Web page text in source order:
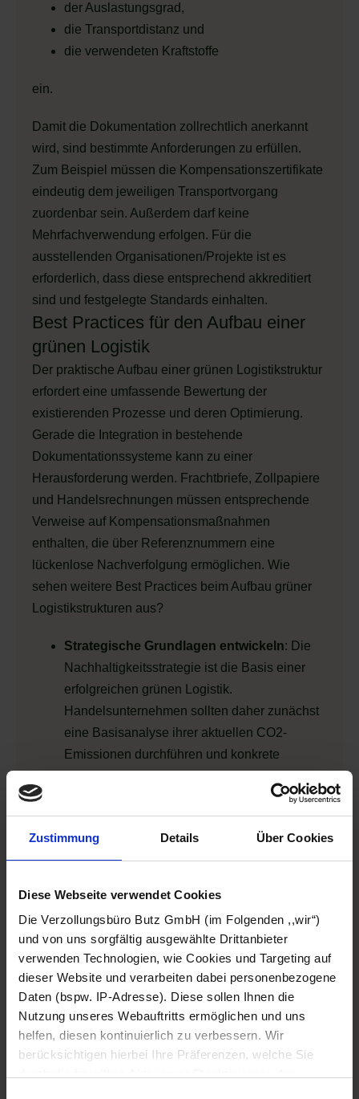
Zustimmung Details Über Cookies
Diese Webseite verwendet Cookies
Die Verzollungsbüro Butz GmbH (im Folgenden ,,wir“)
und von uns sorgfältig ausgewählte Drittanbieter
verwenden Technologien, wie Cookies und Targeting auf
dieser Website und verarbeiten dabei personenbezogene
Daten (bspw. IP-Adresse). Diese sollen Ihnen die
Nutzung unseres Webauftritts ermöglichen und uns
helfen, diesen kontinuierlich zu verbessern. Wir
berücksichtigen hierbei Ihre Präferenzen, welche Sie
der Auslastungsgrad,
die Transportdistanz und
die verwendeten Kraftstoffe
ein.
Damit die Dokumentation zollrechtlich anerkannt
wird, sind bestimmte Anforderungen zu erfüllen.
Zum Beispiel müssen die Kompensationszertifikate
eindeutig dem jeweiligen Transportvorgang
zuordenbar sein. Außerdem darf keine
Mehrfachverwendung erfolgen. Für die
ausstellenden Organisationen/Projekte ist es
erforderlich, dass diese entsprechend akkreditiert
sind und festgelegte Standards einhalten.
Best Practices für den Aufbau einer
grünen Logistik
Der praktische Aufbau einer grünen Logistikstruktur
erfordert eine umfassende Bewertung der
existierenden Prozesse und deren Optimierung.
Gerade die Integration in bestehende
Dokumentationssysteme kann zu einer
Herausforderung werden. Frachtbriefe, Zollpapiere
und Handelsrechnungen müssen entsprechende
Verweise auf Kompensationsmaßnahmen
enthalten, die über Referenznummern eine
lückenlose Nachverfolgung ermöglichen. Wie
sehen weitere Best Practices beim Aufbau grüner
Logistikstrukturen aus?
Strategische Grundlagen entwickeln: Die
Nachhaltigkeitsstrategie ist die Basis einer
erfolgreichen grünen Logistik.
Handelsunternehmen sollten daher zunächst
eine Basisanalyse ihrer aktuellen CO2-
Emissionen durchführen und konkrete
Nachhaltigkeitsziele für die
Logistikwerden in KPIs (Key Performance
Indicators bzw. Leistungskennzahlen)
übersetzt, mit denen ein kontinuierliches
Implementierung spezialisierter
Transportmanagementsysteme mit integrierten
CO2-Berechnungsmodulen ermöglicht eine
automatisierte Emissionserfassung. Über die
Einbindung von Schnittstellen der
Kompensationsanbieter in die
Logistiksoftware kann eine direkte Abwicklung
der Maßnahmen erreicht werden.